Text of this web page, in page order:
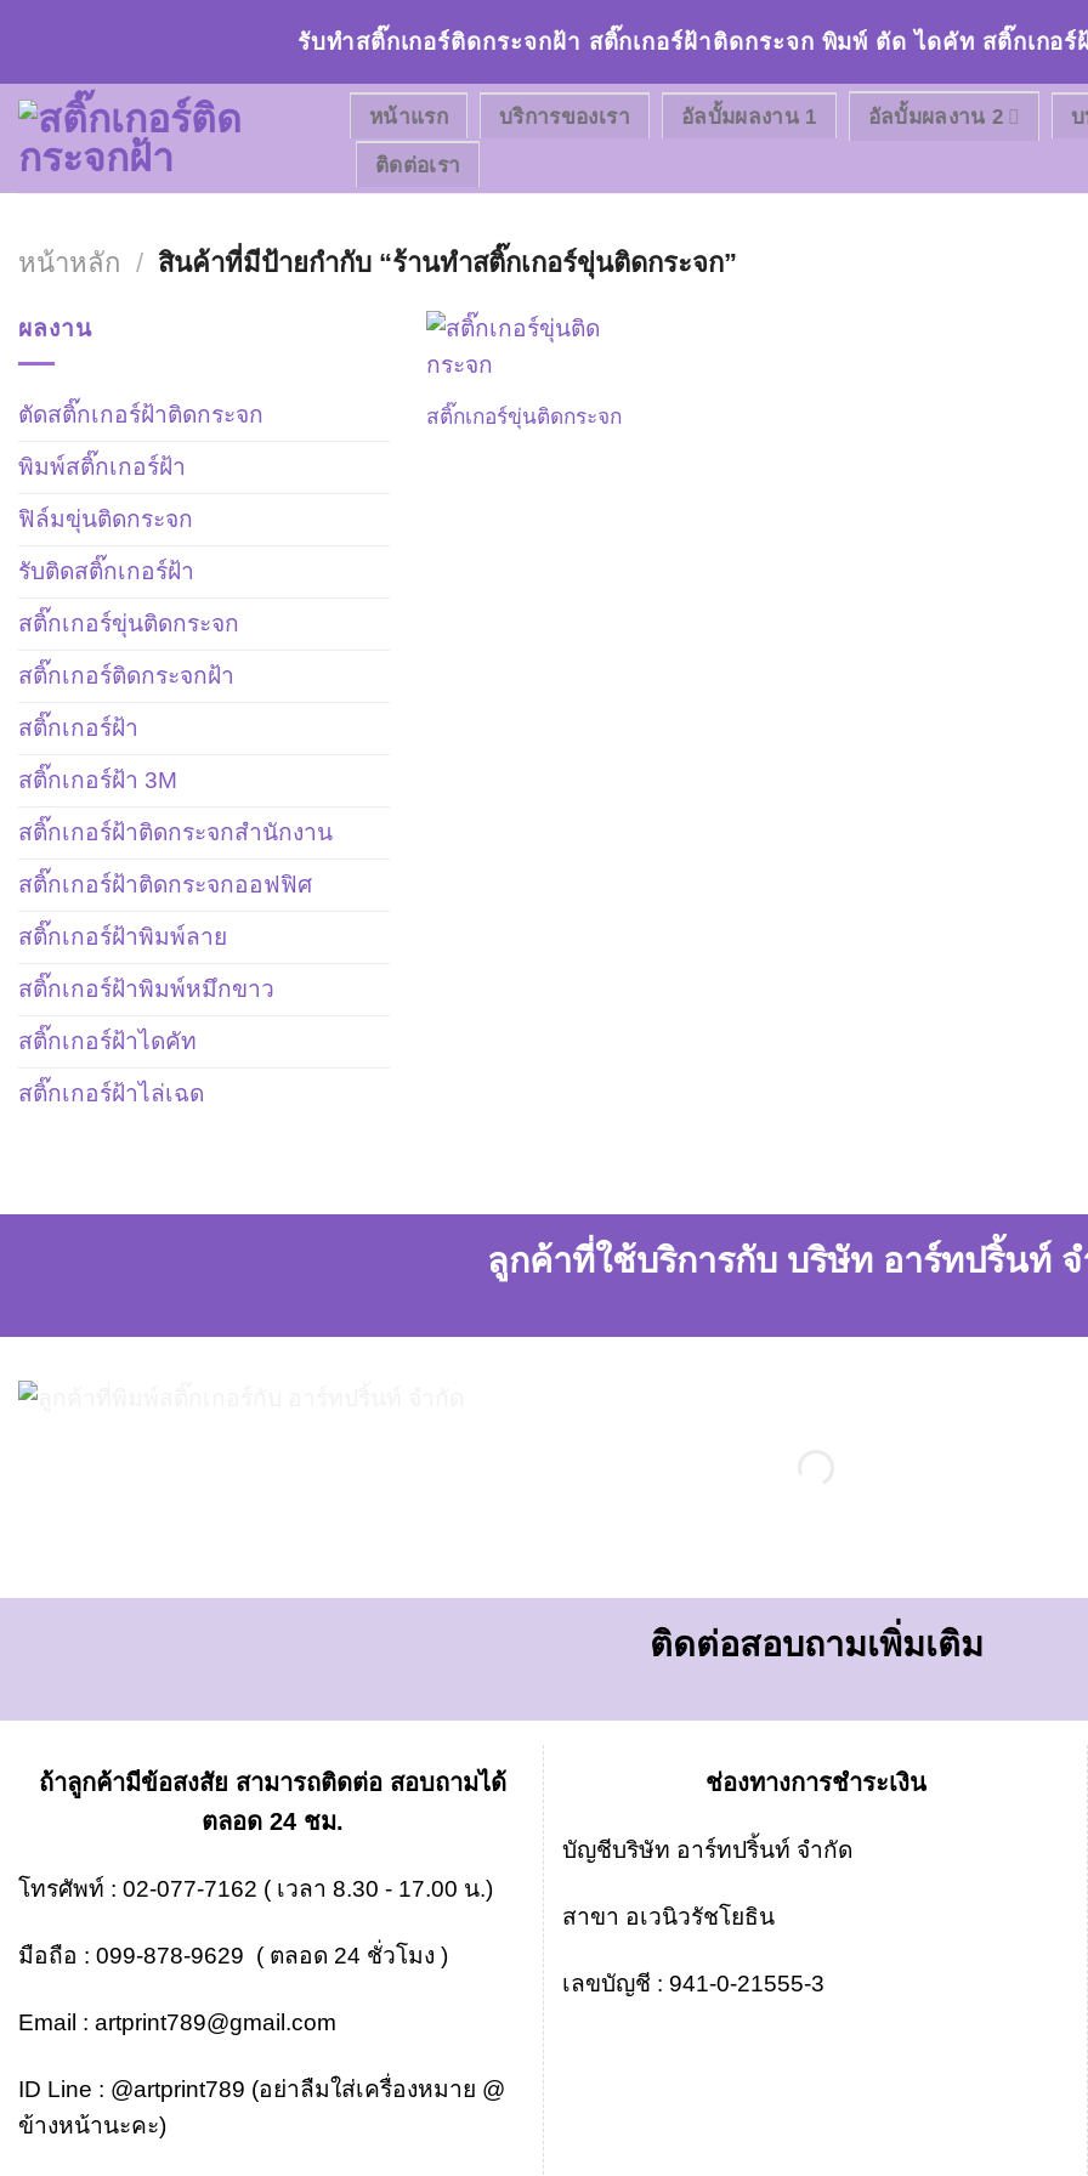
content
รับทำสติ๊กเกอร์ติดกระจกฝ้า สติ๊กเกอร์ฝ้าติดกระจก พิมพ์ ตัด ไดคัท สติ๊กเกอร์
หน้าแรก บริการของเรา อัลบั้มผลงาน 1 อัลบั้มผลงาน 2
ติดต่อเรา
หน้าหลัก / สินค้าที่มีป้ายกำกับ “ร้านทำสติ๊กเกอร์ขุ่นติดกระจก”
ผลงาน
ตัดสติ๊กเกอร์ฝ้าติดกระจก
พิมพ์สติ๊กเกอร์ฝ้า
ฟิล์มขุ่นติดกระจก
รับติดสติ๊กเกอร์ฝ้า
สติ๊กเกอร์ขุ่นติดกระจก
สติ๊กเกอร์ติดกระจกฝ้า
สติ๊กเกอร์ฝ้า
สติ๊กเกอร์ฝ้า 3M
สติ๊กเกอร์ฝ้าติดกระจกสำนักงาน
สติ๊กเกอร์ฝ้าติดกระจกออฟฟิศ
สติ๊กเกอร์ฝ้าพิมพ์ลาย
สติ๊กเกอร์ฝ้าพิมพ์หมึกขาว
สติ๊กเกอร์ฝ้าไดคัท
สติ๊กเกอร์ฝ้าไล่เฉด
สติ๊กเกอร์ขุ่นติดกระจก
ลูกค้าที่ใช้บริการกับ บริษัท อาร์ทปริ้นท์
ติดต่อสอบถามเพิ่มเติม
ถ้าลูกค้ามีข้อสงสัย สามารถติดต่อ สอบถามได้
ตลอด 24 ชม.
โทรศัพท์ : 02-077-7162 ( เวลา 8.30 - 17.00 น.)
มือถือ : 099-878-9629 ( ตลอด 24 ชั่วโมง )
Email : artprint789@gmail.com
ID Line : @artprint789 (อย่าลืมใส่เครื่องหมาย @
ข้างหน้านะคะ)
ช่องทางการชำระเงิน
บัญชีบริษัท อาร์ทปริ้นท์ จำกัด
สาขา อเวนิวรัชโยธิน
เลขบัญชี : 941-0-21555-3